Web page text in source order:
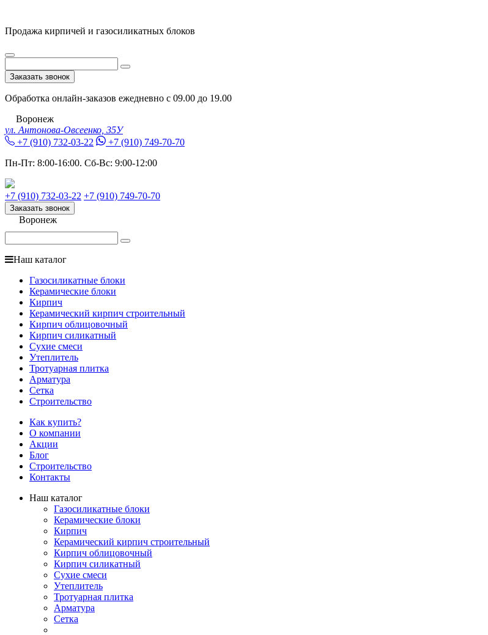
Продажа кирпичей и газосиликатных блоков
Заказать звонок
Обработка онлайн-заказов ежедневно с 09.00 до 19.00
Воронеж
ул. Антонова-Овсеенко, 35У
+7 (910) 732-03-22
+7 (910) 749-70-70
Пн-Пт: 8:00-16:00. Сб-Вс: 9:00-12:00
+7 (910) 732-03-22 +7 (910) 749-70-70
Заказать звонок
Воронеж
Наш каталог
Газосиликатные блоки
Керамические блоки
Кирпич
Керамический кирпич строительный
Кирпич облицовочный
Кирпич силикатный
Сухие смеси
Утеплитель
Тротуарная плитка
Арматура
Сетка
Строительство
Как купить?
О компании
Акции
Блог
Строительство
Контакты
Наш каталог
Газосиликатные блоки
Керамические блоки
Кирпич
Керамический кирпич строительный
Кирпич облицовочный
Кирпич силикатный
Сухие смеси
Утеплитель
Тротуарная плитка
Арматура
Сетка